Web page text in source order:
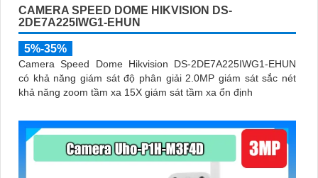
CAMERA SPEED DOME HIKVISION DS-
2DE7A225IWG1-EHUN
5%-35%
Camera Speed Dome Hikvision DS-2DE7A225IWG1-EHUN
có khả năng giám sát độ phân giải 2.0MP giám sát sắc nét
khả năng zoom tầm xa 15X giám sát tầm xa ổn định